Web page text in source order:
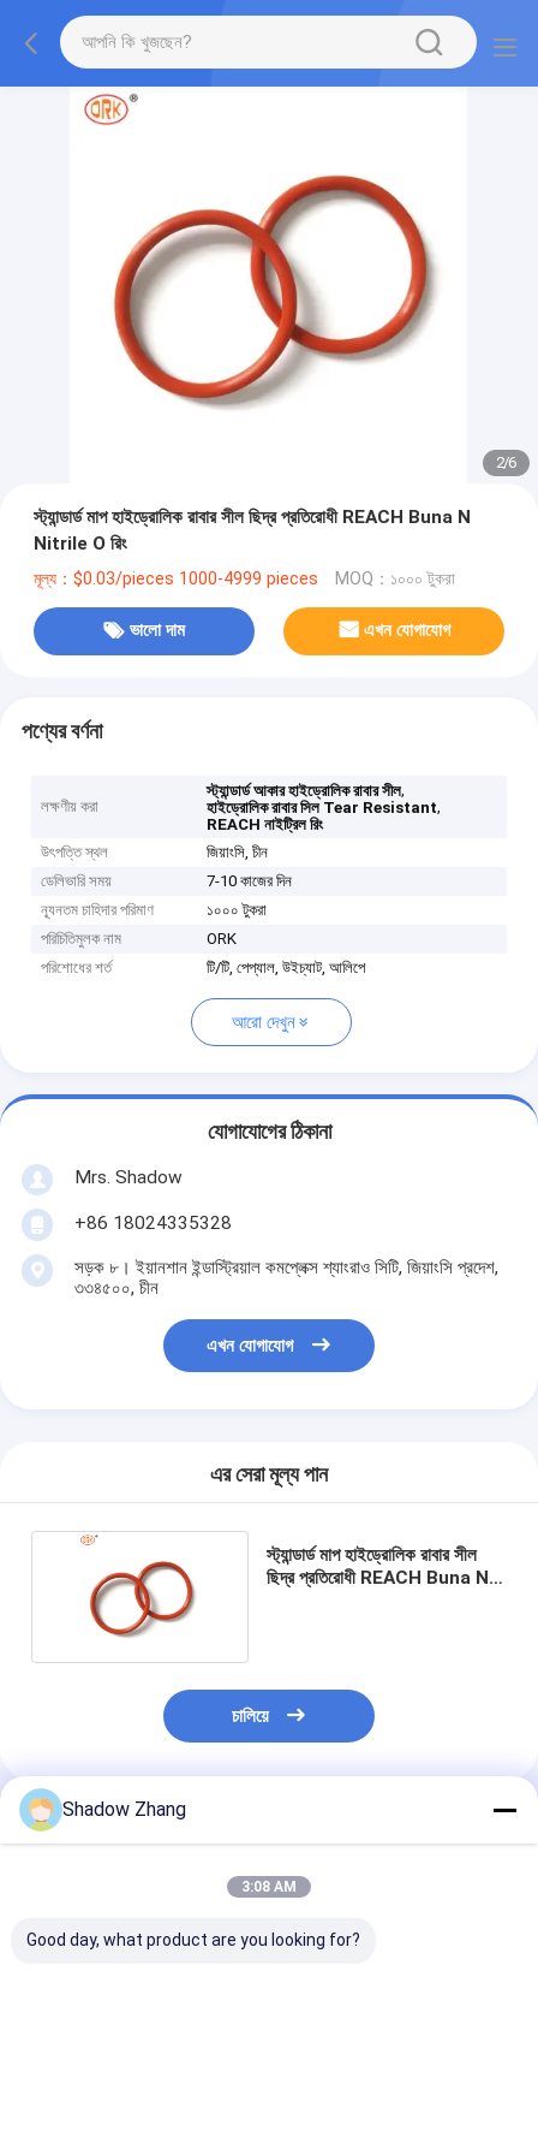
2/6
স্ট্যান্ডার্ড মাপ হাইড্রোলিক রাবার সীল ছিদ্র প্রতিরোধী REACH Buna N
Nitrile O রিং
মূল্য：$0.03/pieces 1000-4999 pieces MOQ：১০০০ টুকরা
ভালো দাম এখন যোগাযোগ
পণ্যের বর্ণনা
লক্ষণীয় করা
স্ট্যান্ডার্ড আকার হাইড্রোলিক রাবার সীল,
হাইড্রোলিক রাবার সিল Tear Resistant,
REACH নাইট্রিল রিং
উৎপত্তি স্থল
জিয়াংসি, চীন
ডেলিভারি সময়
7-10 কাজের দিন
ন্যূনতম চাহিদার পরিমাণ
১০০০ টুকরা
পরিচিতিমুলক নাম
ORK
পরিশোধের শর্ত
টি/টি, পেপ্যাল, উইচ্যাট, আলিপে
আরো দেখুন
যোগাযোগের ঠিকানা
Mrs. Shadow
+86 18024335328
সড়ক ৮। ইয়ানশান ইন্ডাস্ট্রিয়াল কমপ্লেক্স শ্যাংরাও সিটি, জিয়াংসি প্রদেশ,
৩৩৪৫০০, চীন
এখন যোগাযোগ
এর সেরা মূল্য পান
স্ট্যান্ডার্ড মাপ হাইড্রোলিক রাবার সীল
ছিদ্র প্রতিরোধী REACH Buna N
চালিয়ে
প্রস্তাবিত পণ্য
Shadow Zhang
3:08 AM
Good day, what product are you looking for?